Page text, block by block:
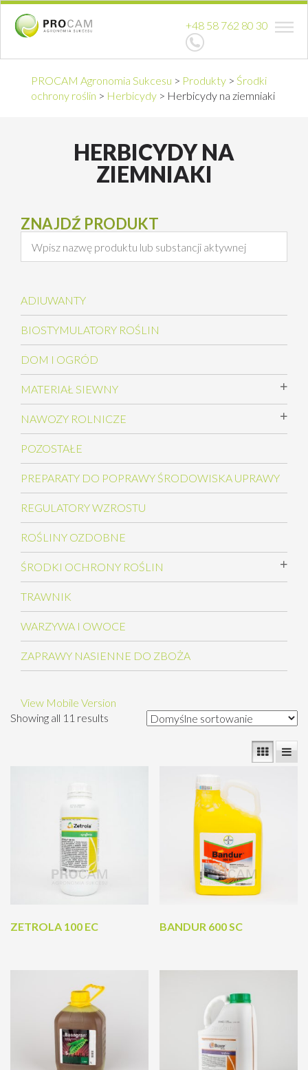
+48 58 762 80 30
PROCAM Agronomia Sukcesu > Produkty > Środki
ochrony roślin > Herbicydy > Herbicydy na ziemniaki
HERBICYDY NA
ZIEMNIAKI
ZNAJDŹ PRODUKT
ADIUWANTY
BIOSTYMULATORY ROŚLIN
DOM I OGRÓD
MATERIAŁ SIEWNY
NAWOZY ROLNICZE
POZOSTAŁE
PREPARATY DO POPRAWY ŚRODOWISKA UPRAWY
REGULATORY WZROSTU
ROŚLINY OZDOBNE
ŚRODKI OCHRONY ROŚLIN
TRAWNIK
WARZYWA I OWOCE
ZAPRAWY NASIENNE DO ZBOŻA
View Mobile Version
Showing all 11 results
ZETROLA 100 EC BANDUR 600 SC